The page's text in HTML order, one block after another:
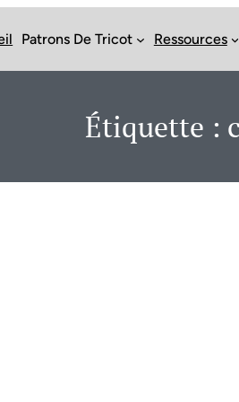
Patrons De Tricot Ressources
Étiquette :